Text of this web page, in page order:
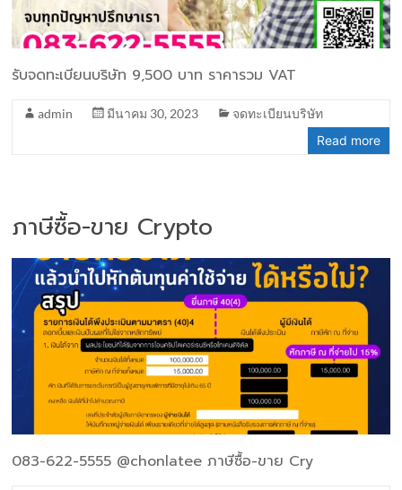
รับจดทะเบียนบริษัท 9,500 บาท ราคารวม VAT
admin มีนาคม 30, 2023
จดทะเบียนบริษัท
Read more
ภาษีซื้อ-ขาย Crypto
083-622-5555 @chonlatee ภาษีซื้อ-ขาย Cry